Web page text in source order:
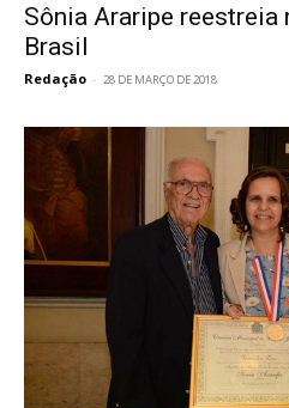
Sônia Araripe reestreia
Brasil
Redação - 28 DE MARÇO DE 2018